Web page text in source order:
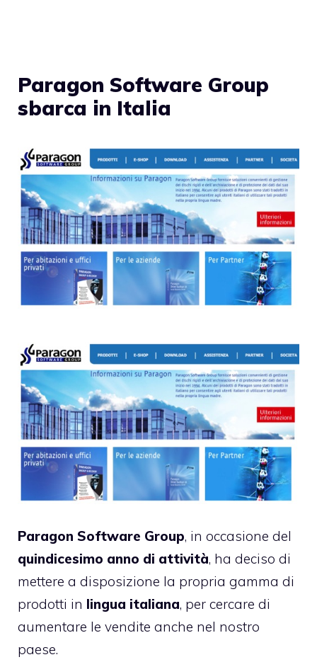
Paragon Software Group
sbarca in Italia
Paragon Software Group, in occasione del
quindicesimo anno di attività, ha deciso di
mettere a disposizione la propria gamma di
prodotti in lingua italiana, per cercare di
aumentare le vendite anche nel nostro
paese.